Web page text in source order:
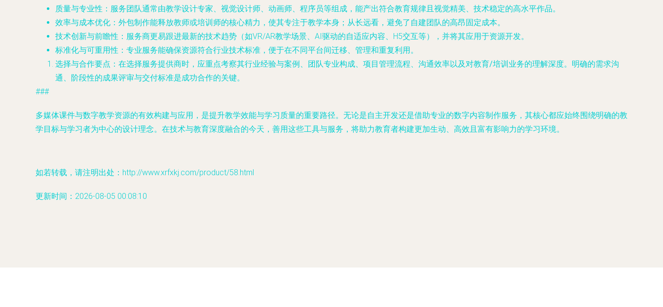
质量与专业性 ：服务团队通常由教学设计专家、视觉设计师、动画师、程序员等组成，能产出符合教育规律且视觉精美、技术稳定的高水平作品。
效率与成本优化 ：外包制作能释放教师或培训师的核心精力，使其专注于教学本身；从长远看，避免了自建团队的高昂固定成本。
技术创新与前瞻性 ：服务商更易跟进最新的技术趋势（如VR/AR教学场景、AI驱动的自适应内容、H5交互等），并将其应用于资源开发。
标准化与可重用性 ：专业服务能确保资源符合行业技术标准，便于在不同平台间迁移、管理和重复利用。
选择与合作要点 ：在选择服务提供商时，应重点考察其行业经验与案例、团队专业构成、项目管理流程、沟通效率以及对教育/培训业务的理解深度。明确的需求沟
通、阶段性的成果评审与交付标准是成功合作的关键。
###
多媒体课件与数字教学资源的有效构建与应用，是提升教学效能与学习质量的重要路径。无论是自主开发还是借助专业的数字内容制作服务，其核心都应始终围绕明确的教
学目标与学习者为中心的设计理念。在技术与教育深度融合的今天，善用这些工具与服务，将助力教育者构建更加生动、高效且富有影响力的学习环境。
如若转载，请注明出处：http://www.xrfxkj.com/product/58.html
更新时间：2026-08-05 00:08:10